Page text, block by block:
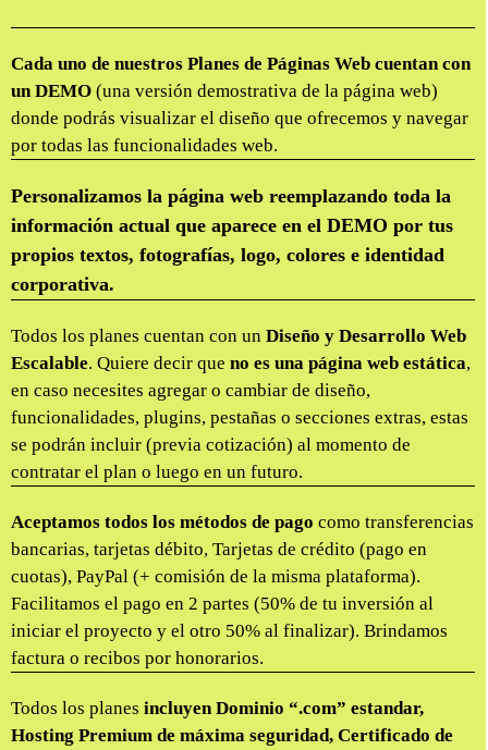
Cada uno de nuestros Planes de Páginas Web cuentan con
un DEMO (una versión demostrativa de la página web)
donde podrás visualizar el diseño que ofrecemos y navegar
por todas las funcionalidades web.
Personalizamos la página web reemplazando toda la
información actual que aparece en el DEMO por tus
propios textos, fotografías, logo, colores e identidad
corporativa.
Todos los planes cuentan con un Diseño y Desarrollo Web
Escalable. Quiere decir que no es una página web estática,
en caso necesites agregar o cambiar de diseño,
funcionalidades, plugins, pestañas o secciones extras, estas
se podrán incluir (previa cotización) al momento de
contratar el plan o luego en un futuro.
Aceptamos todos los métodos de pago como transferencias
bancarias, tarjetas débito, Tarjetas de crédito (pago en
cuotas), PayPal (+ comisión de la misma plataforma).
Facilitamos el pago en 2 partes (50% de tu inversión al
iniciar el proyecto y el otro 50% al finalizar). Brindamos
factura o recibos por honorarios.
Todos los planes incluyen Dominio “.com” estandar,
Hosting Premium de máxima seguridad, Certificado de